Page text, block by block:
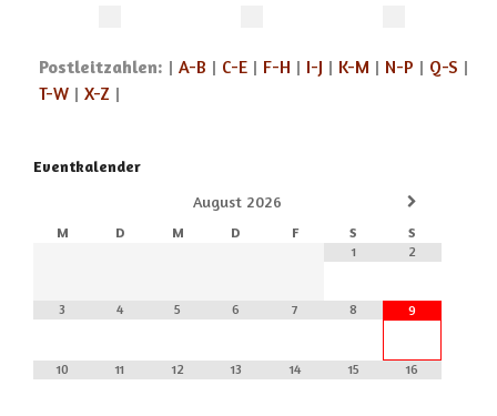
Postleitzahlen: | A-B | C-E | F-H | I-J | K-M | N-P | Q-S |
T-W | X-Z |
Eventkalender
August 2026
M D M D F S
S
1
2
3 4 5 6 7 8 9
10 11 12 13 14 15 16